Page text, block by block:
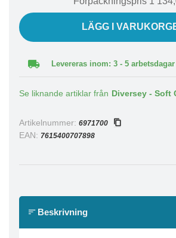
LÄGG I
Levereras inom: 3 - 5 arbetsdagar
Se liknande artiklar från Diversey - Soft
Artikelnummer: 6971700
EAN: 7615400707898
Beskrivning